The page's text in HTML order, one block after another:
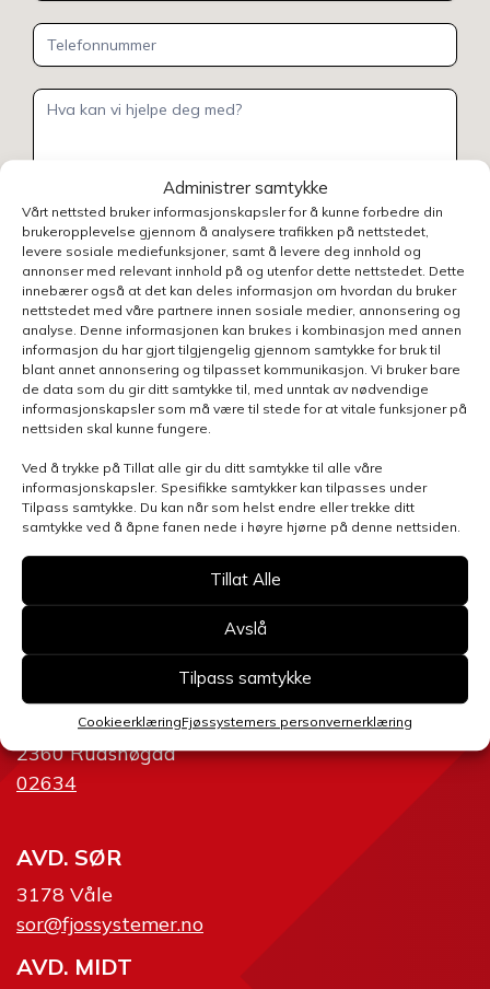
Administrer samtykke
Vårt nettsted bruker informasjonskapsler for å kunne forbedre din
brukeropplevelse gjennom å analysere trafikken på nettstedet,
levere sosiale mediefunksjoner, samt å levere deg innhold og
annonser med relevant innhold på og utenfor dette nettstedet. Dette
innebærer også at det kan deles informasjon om hvordan du bruker
nettstedet med våre partnere innen sosiale medier, annonsering og
analyse. Denne informasjonen kan brukes i kombinasjon med annen
informasjon du har gjort tilgjengelig gjennom samtykke for bruk til
blant annet annonsering og tilpasset kommunikasjon. Vi bruker bare
de data som du gir ditt samtykke til, med unntak av nødvendige
informasjonskapsler som må være til stede for at vitale funksjoner på
nettsiden skal kunne fungere.
Ved å trykke på Tillat alle gir du ditt samtykke til alle våre
informasjonskapsler. Spesifikke samtykker kan tilpasses under
Tilpass samtykke. Du kan når som helst endre eller trekke ditt
samtykke ved å åpne fanen nede i høyre hjørne på denne nettsiden.
Tillat Alle
Avslå
Tilpass samtykke
CookieerklæringFjøssystemers personvernerklæring
Henvendelsen gjelder
Velg avdeling
Send skjema
AVD. ØST
2634 Fåvang
ost@fjossystemer.no
SERVICE
2360 Rudshøgda
02634
AVD. SØR
3178 Våle
sor@fjossystemer.no
AVD. MIDT